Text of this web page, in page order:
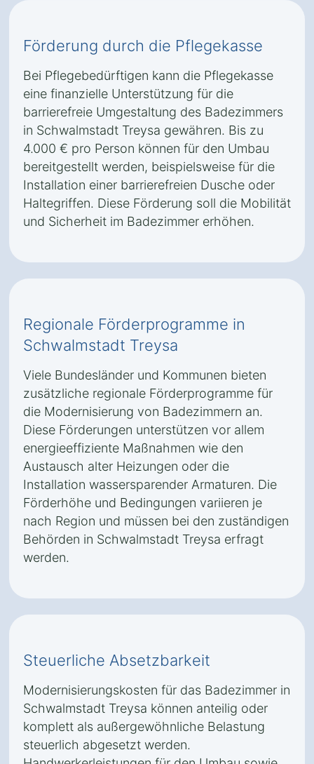
Förderung durch die Pflegekasse
Bei Pflegebedürftigen kann die Pflegekasse
eine finanzielle Unterstützung für die
barrierefreie Umgestaltung des Badezimmers
in Schwalmstadt Treysa gewähren. Bis zu
4.000 € pro Person können für den Umbau
bereitgestellt werden, beispielsweise für die
Installation einer barrierefreien Dusche oder
Haltegriffen. Diese Förderung soll die Mobilität
und Sicherheit im Badezimmer erhöhen.
Regionale Förderprogramme in
Schwalmstadt Treysa
Viele Bundesländer und Kommunen bieten
zusätzliche regionale Förderprogramme für
die Modernisierung von Badezimmern an.
Diese Förderungen unterstützen vor allem
energieeffiziente Maßnahmen wie den
Austausch alter Heizungen oder die
Installation wassersparender Armaturen. Die
Förderhöhe und Bedingungen variieren je
nach Region und müssen bei den zuständigen
Behörden in Schwalmstadt Treysa erfragt
werden.
Steuerliche Absetzbarkeit
Modernisierungskosten für das Badezimmer in
Schwalmstadt Treysa können anteilig oder
komplett als außergewöhnliche Belastung
steuerlich abgesetzt werden.